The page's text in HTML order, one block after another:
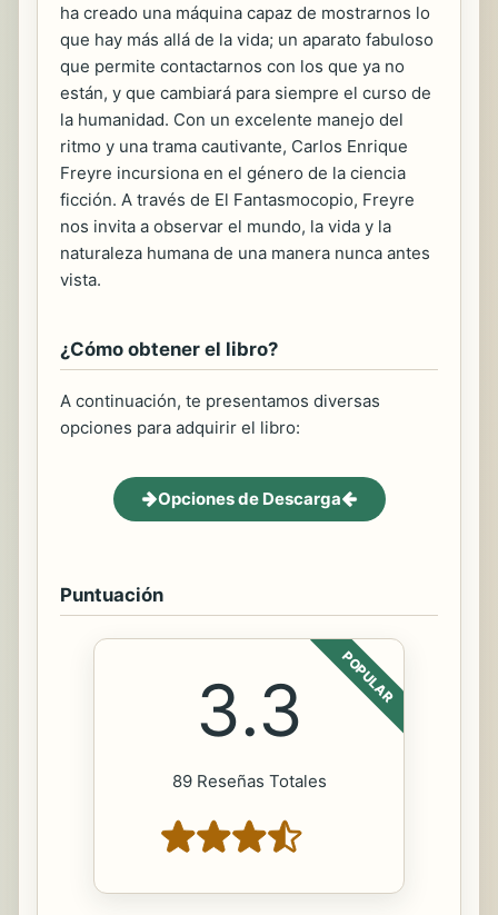
ha creado una máquina capaz de mostrarnos lo
que hay más allá de la vida; un aparato fabuloso
que permite contactarnos con los que ya no
están, y que cambiará para siempre el curso de
la humanidad. Con un excelente manejo del
ritmo y una trama cautivante, Carlos Enrique
Freyre incursiona en el género de la ciencia
ficción. A través de El Fantasmocopio, Freyre
nos invita a observar el mundo, la vida y la
naturaleza humana de una manera nunca antes
vista.
¿Cómo obtener el libro?
A continuación, te presentamos diversas
opciones para adquirir el libro:
Opciones de Descarga
Puntuación
POPULAR
3.3
89 Reseñas Totales